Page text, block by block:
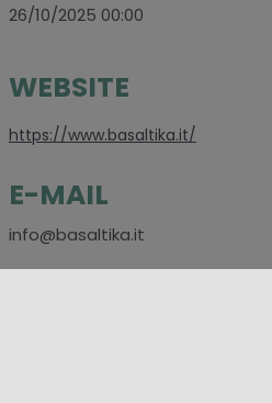
26/10/2025 00:00
WEBSITE
https://www.basaltika.it/
E-MAIL
info@basaltika.it